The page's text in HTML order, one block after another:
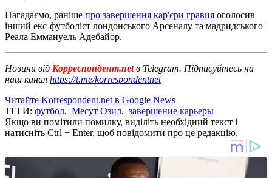
Нагадаємо, раніше про завершення кар'єри гравця оголосив
інший екс-футболіст лондонського Арсеналу та мадридського
Реала Еммануель Адебайор.
Новини від Корреспондент.netв Telegram. Підписуйтесь на
наш канал https://t.me/korrespondentnet
Читайте Korrespondent.net в Google News
ТЕГИ: футбол, Месут Озил, завершение карьеры
Якщо ви помітили помилку, виділіть необхідний текст і
натисніть Ctrl + Enter, щоб повідомити про це редакцію.